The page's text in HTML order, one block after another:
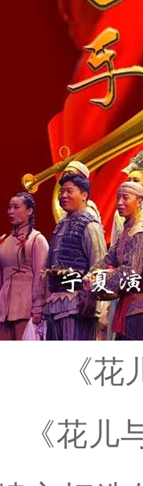
《
花儿与